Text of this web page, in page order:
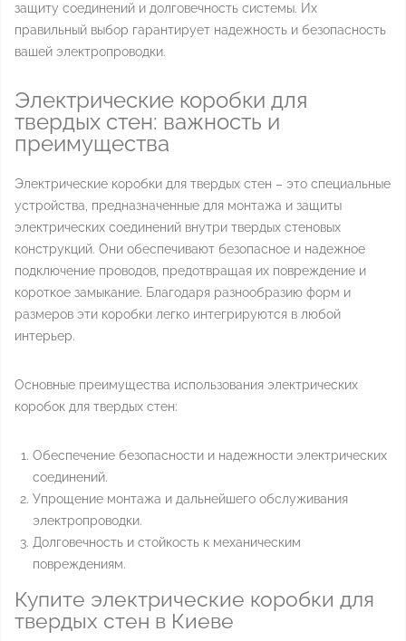
защиту соединений и долговечность системы. Их
правильный выбор гарантирует надежность и безопасность
вашей электропроводки.
Электрические коробки для
твердых стен: важность и
преимущества
Электрические коробки для твердых стен – это специальные
устройства, предназначенные для монтажа и защиты
электрических соединений внутри твердых стеновых
конструкций. Они обеспечивают безопасное и надежное
подключение проводов, предотвращая их повреждение и
короткое замыкание. Благодаря разнообразию форм и
размеров эти коробки легко интегрируются в любой
интерьер.
Основные преимущества использования электрических
коробок для твердых стен:
Обеспечение безопасности и надежности электрических
соединений.
Упрощение монтажа и дальнейшего обслуживания
электропроводки.
Долговечность и стойкость к механическим
повреждениям.
Купите электрические коробки для
твердых стен в Киеве